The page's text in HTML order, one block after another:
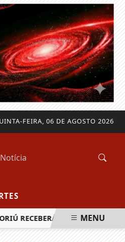
FEIRA, 06 DE AGOSTO 2026
MAIS DE 120MENU